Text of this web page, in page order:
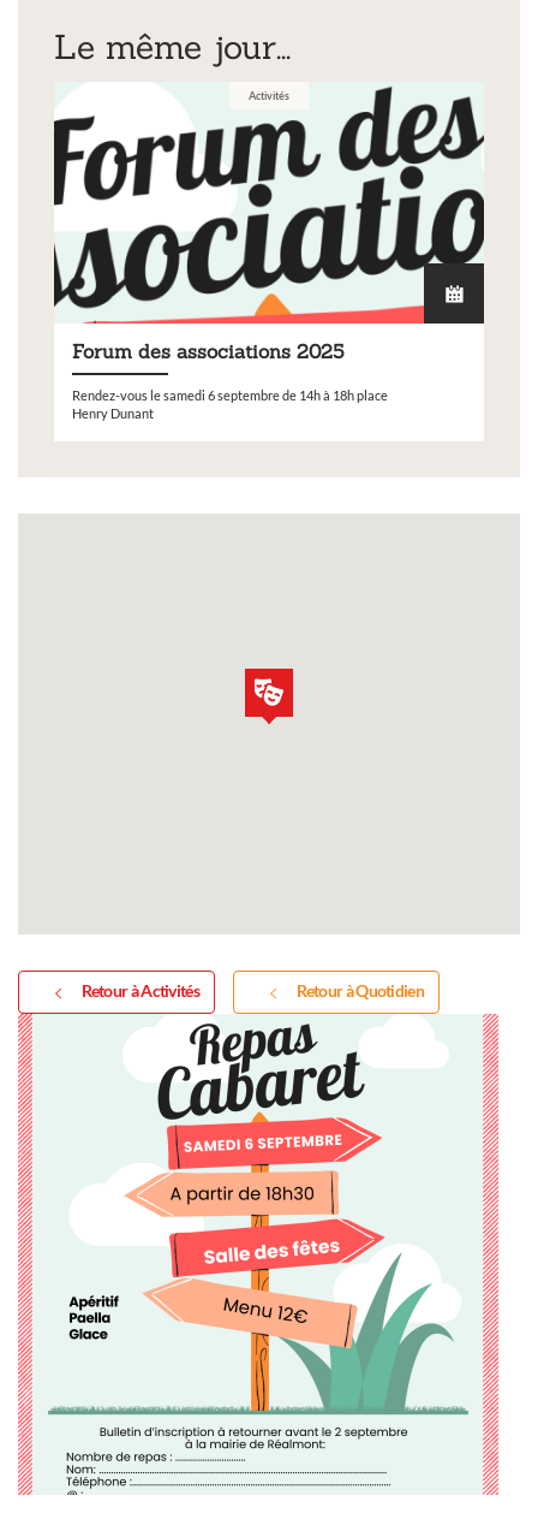
Le même jour...
Activités
Forum des associations 2025
Rendez-vous le samedi 6 septembre de 14h à 18h place
Henry Dunant
Retour à Activités Retour à Quotidien